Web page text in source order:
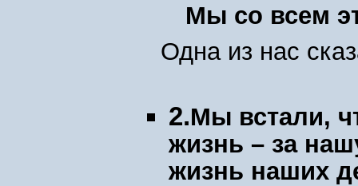
Мы со всем
Одна из нас
2.Мы встали,
жизнь – за
жизнь наших